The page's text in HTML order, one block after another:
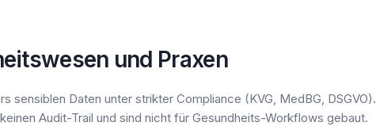
und Praxen
sensiblen Daten unter strikter Compliance (KVG, MedBG, DSGVO).
Audit-Trail und sind nicht für Gesundheits-Workflows gebaut.